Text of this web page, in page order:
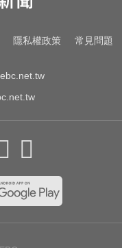
作隱私權政策 常見問題